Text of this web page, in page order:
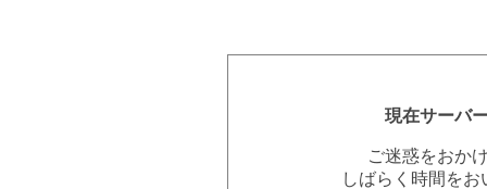
現在サーバ
ご迷惑をおか
しばらく時間を